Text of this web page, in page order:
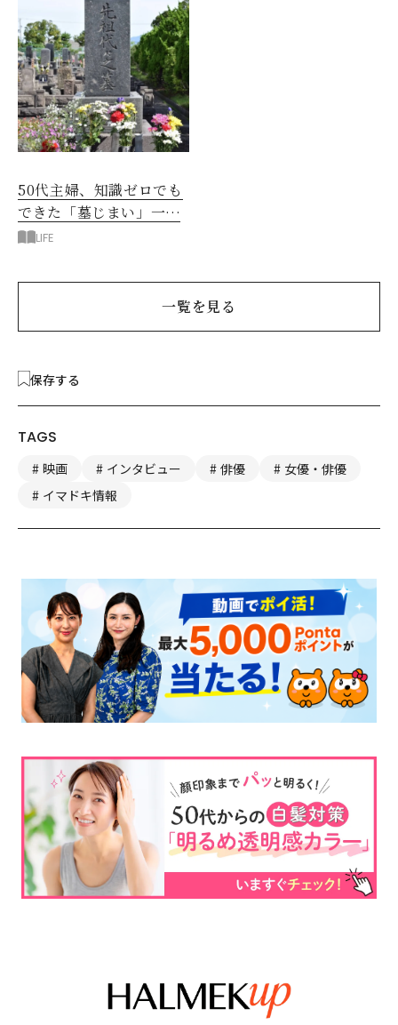
50代主婦、知識ゼロでも
できた「墓じまい」一つ
後悔したのは、ある順
LIFE
一覧を見る
保存する
TAGS
映画 インタビュー 俳優
女優・俳優
イマドキ情報